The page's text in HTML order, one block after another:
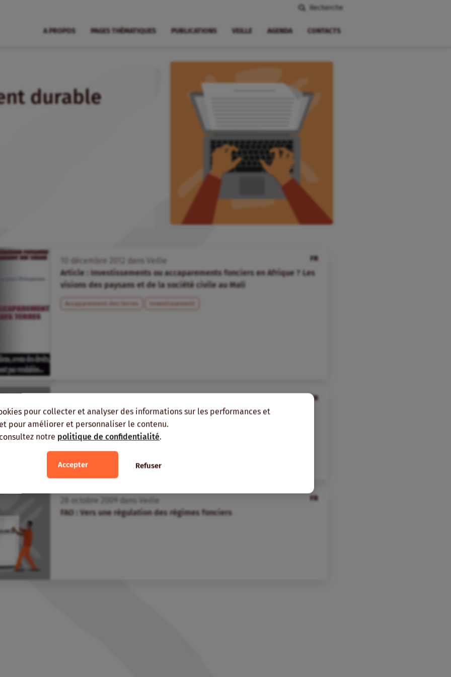
pour collecter et analyser des informations sur les performances et
pour améliorer et personnaliser le contenu.
notre politique de confidentialité.
Accepter Refuser
Recherche
A PROPOS PAGES THÉMATIQUES PUBLICATIONS VEILLE AGENDA CONTACTS
durable
FR
décembre dans
Veille
Article : Investissements ou accaparements fonciers en Afrique ? Les
visions des paysans et de la société civile au Mali
Accaparement des terres Investissement
FR
Sécurité alimentaire : Vers un nouvel ordre agricole
Recherche
FR
octobre dans
Veille
FAO : Vers une régulation des régimes fonciers